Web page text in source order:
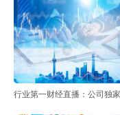
行业第一财经直播：公司独